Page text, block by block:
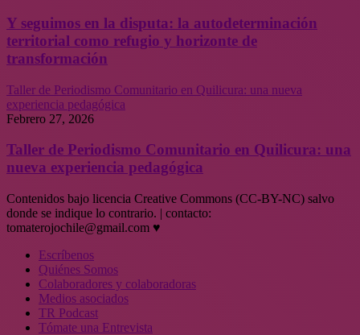
Y seguimos en la disputa: la autodeterminación
territorial como refugio y horizonte de
transformación
Taller de Periodismo Comunitario en Quilicura: una nueva
experiencia pedagógica
Febrero 27, 2026
Taller de Periodismo Comunitario en Quilicura: una
nueva experiencia pedagógica
Contenidos bajo licencia Creative Commons (CC-BY-NC) salvo
donde se indique lo contrario. | contacto:
tomaterojochile@gmail.com ♥
Escríbenos
Quiénes Somos
Colaboradores y colaboradoras
Medios asociados
TR Podcast
Tómate una Entrevista